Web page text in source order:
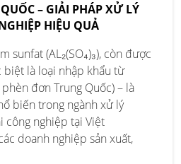
– GIẢI PHÁP XỬ LÝ
HIỆU QUẢ
sunfat (AL₂(SO₄)₃), còn được
biệt là loại nhập khẩu từ
đơn Trung Quốc) – là
biến trong ngành xử lý
công nghiệp tại Việt
doanh nghiệp sản xuất,